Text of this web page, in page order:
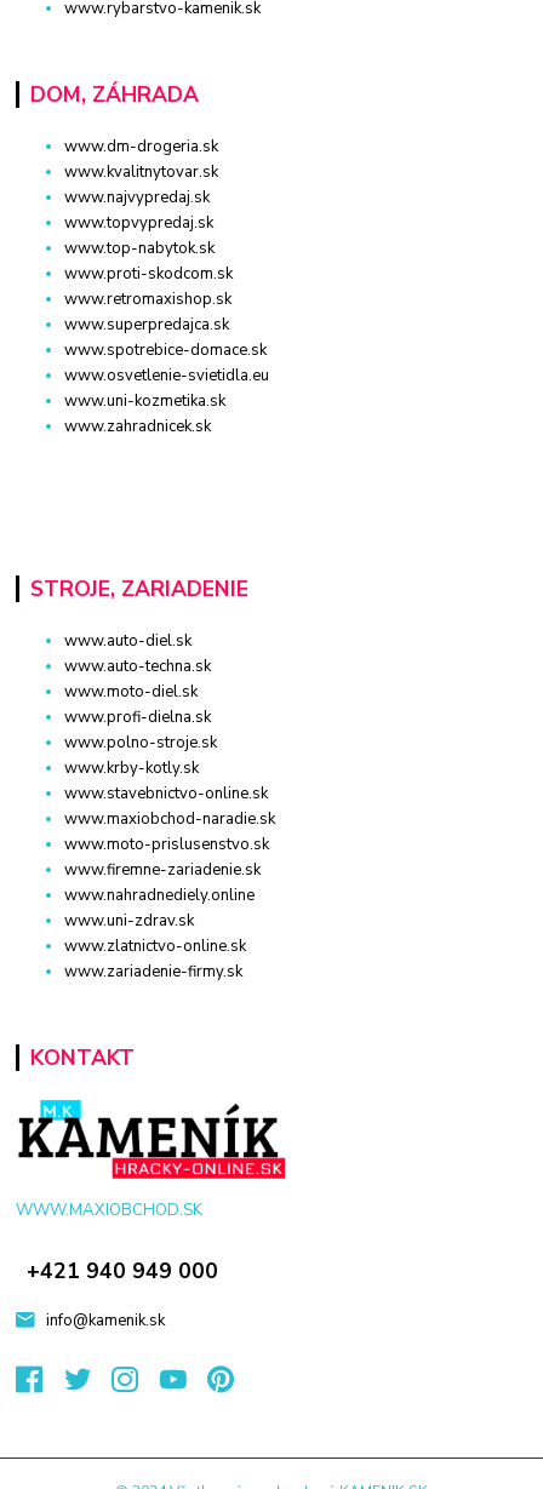
www.rybarstvo-kamenik.sk
DOM, ZÁHRADA
www.dm-drogeria.sk
www.kvalitnytovar.sk
www.najvypredaj.sk
www.topvypredaj.sk
www.top-nabytok.sk
www.proti-skodcom.sk
www.retromaxishop.sk
www.superpredajca.sk
www.spotrebice-domace.sk
www.osvetlenie-svietidla.eu
www.uni-kozmetika.sk
www.zahradnicek.sk
STROJE, ZARIADENIE
www.auto-diel.sk
www.auto-techna.sk
www.moto-diel.sk
www.profi-dielna.sk
www.polno-stroje.sk
www.krby-kotly.sk
www.stavebnictvo-online.sk
www.maxiobchod-naradie.sk
www.moto-prislusenstvo.sk
www.firemne-zariadenie.sk
www.nahradnediely.online
www.uni-zdrav.sk
www.zlatnictvo-online.sk
www.zariadenie-firmy.sk
KONTAKT
WWW.MAXIOBCHOD.SK
+421 940 949 000
info@kamenik.sk